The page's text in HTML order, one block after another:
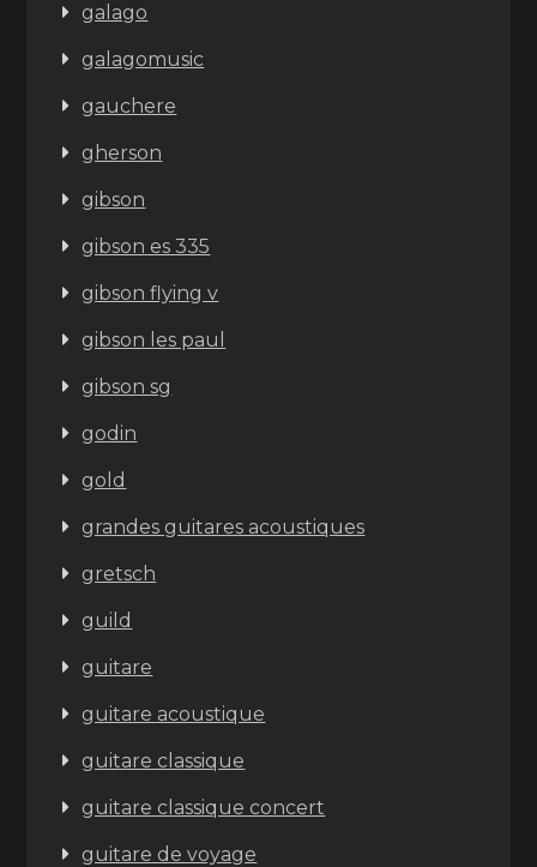
galago
galagomusic
gauchere
gherson
gibson
gibson es 335
gibson flying v
gibson les paul
gibson sg
godin
gold
grandes guitares acoustiques
gretsch
guild
guitare
guitare acoustique
guitare classique
guitare classique concert
guitare de voyage